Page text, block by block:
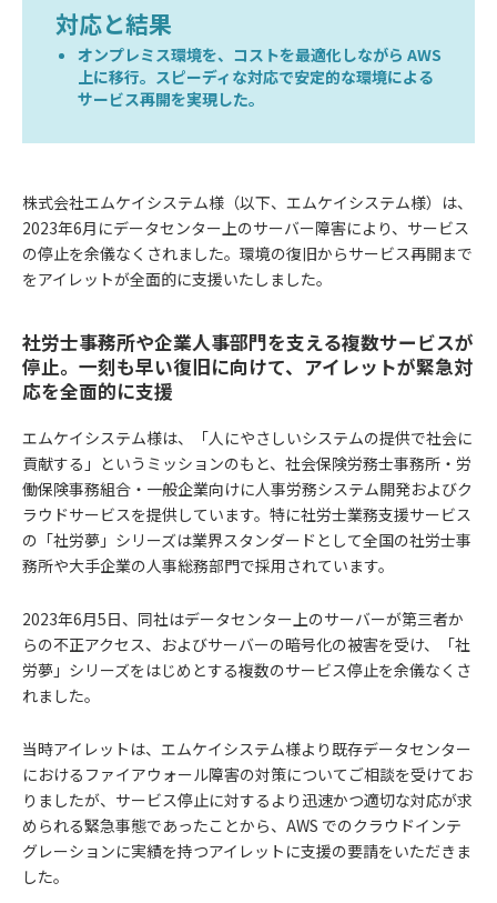
対応と結果
オンプレミス環境を、コストを最適化しながら AWS
上に移行。スピーディな対応で安定的な環境による
サービス再開を実現した。
株式会社エムケイシステム様（以下、エムケイシステム様）は、
2023年6月にデータセンター上のサーバー障害により、サービス
の停止を余儀なくされました。環境の復旧からサービス再開まで
をアイレットが全面的に支援いたしました。
社労士事務所や企業人事部門を支える複数サービスが
停止。一刻も早い復旧に向けて、アイレットが緊急対
応を全面的に支援
エムケイシステム様は、「人にやさしいシステムの提供で社会に
貢献する」というミッションのもと、社会保険労務士事務所・労
働保険事務組合・一般企業向けに人事労務システム開発およびク
ラウドサービスを提供しています。特に社労士業務支援サービス
の「社労夢」シリーズは業界スタンダードとして全国の社労士事
務所や大手企業の人事総務部門で採用されています。
2023年6月5日、同社はデータセンター上のサーバーが第三者か
らの不正アクセス、およびサーバーの暗号化の被害を受け、「社
労夢」シリーズをはじめとする複数のサービス停止を余儀なくさ
れました。
当時アイレットは、エムケイシステム様より既存データセンター
におけるファイアウォール障害の対策についてご相談を受けてお
りましたが、サービス停止に対するより迅速かつ適切な対応が求
められる緊急事態であったことから、AWS でのクラウドインテ
グレーションに実績を持つアイレットに支援の要請をいただきま
した。